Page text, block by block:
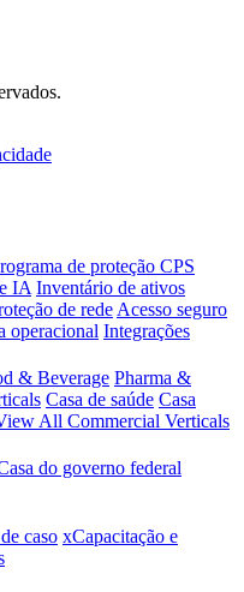
de proteção CPS
IA Inventário de ativos
de rede Acesso seguro
operacional Integrações
& Beverage Pharma &
Casa de saúde Casa
All Commercial Verticals
do governo federal
caso xCapacitação e